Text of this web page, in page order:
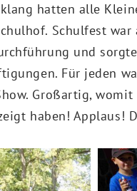
hatten alle
Schulfest
und
Für jeden
Großartig,
haben! Applaus!